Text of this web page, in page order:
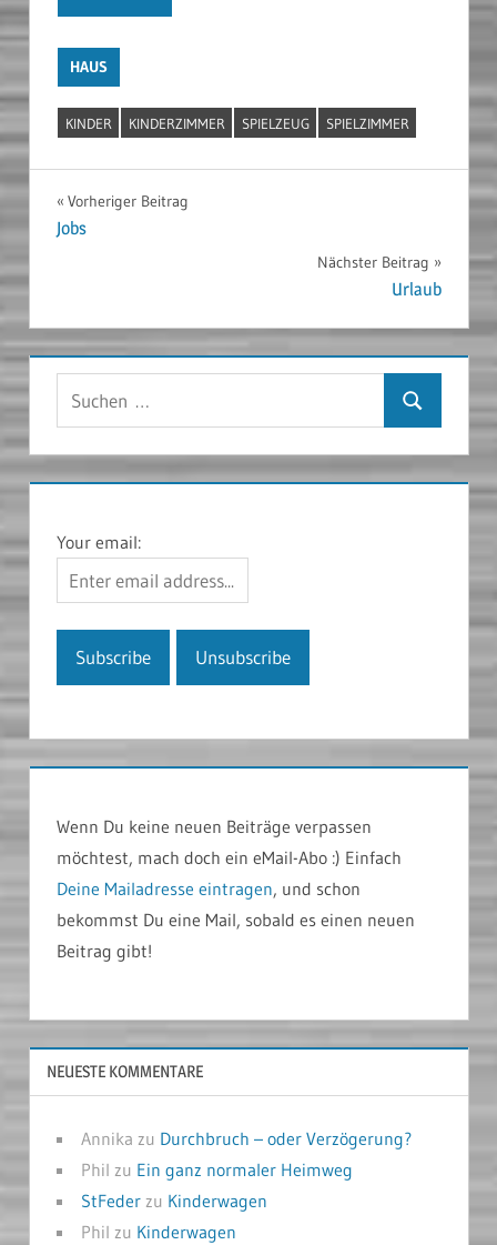
HAUS
KINDER KINDERZIMMER SPIELZEUG SPIELZIMMER
Beitragsnavigation
Vorheriger Beitrag
Jobs
Nächster Beitrag
Urlaub
Suchen
Your email:
Wenn Du keine neuen Beiträge verpassen
möchtest, mach doch ein eMail-Abo :) Einfach
Deine Mailadresse eintragen, und schon
bekommst Du eine Mail, sobald es einen neuen
Beitrag gibt!
NEUESTE KOMMENTARE
Annika zu Durchbruch – oder Verzögerung?
Phil zu Ein ganz normaler Heimweg
StFederzu Kinderwagen
Phil zu Kinderwagen